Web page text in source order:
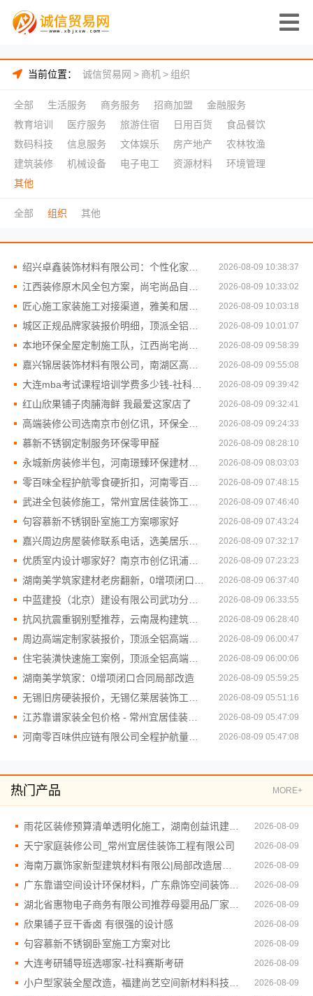
当前位置： 诚信贸易网 > 商机> 组织
全部 生活服务 商务服务 招商加盟
金融服务
教育培训
医疗服务 旅游住宿 日用百货
食品餐饮
数码科技
信息服务 文体娱乐 房产地产
农林牧渔
建筑装修
机械设备 电子电工 资源材料
环境管理
其他
全部 组织 其他
2026-08-09 10:38:37
2026-08-09 10:33:02
2026-08-09 10:03:18
2026-08-09 10:01:07
2026-08-09 09:58:39
2026-08-09 09:55:08
2026-08-09 09:39:42
红山欣果铺子肉脯海鲜 我最爱这家店了 2026-08-09 09:32:41
2026-08-09 09:24:33
慕新不锈钢定制服务环保零甲醛 2026-08-09 08:28:10
2026-08-09 08:03:03
2026-08-09 07:48:15
2026-08-09 07:46:40
句容慕新不锈钢卧室施工方案哪家好 2026-08-09 07:43:24
2026-08-09 07:32:17
2026-08-09 07:23:23
2026-08-09 06:37:40
2026-08-09 06:33:55
2026-08-09 06:28:40
2026-08-09 06:00:47
2026-08-09 06:00:06
湖南美学筑家：0增项闭口合同局部改造 2026-08-09 05:59:25
2026-08-09 05:51:16
2026-08-09 05:47:09
2026-08-09 05:47:08
热门产品 MORE+
2026-08-09
天宁家庭装修公司_常州宜居佳装饰工程有限公司 2026-08-09
2026-08-09
2026-08-09
2026-08-09
欣果铺子豆干香卤 有很强的设计感 2026-08-09
句容慕新不锈钢卧室施工方案对比 2026-08-09
大连考研辅导班选哪家-社科赛斯考研 2026-08-09
2026-08-09